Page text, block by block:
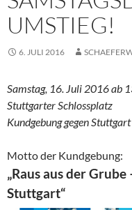
UMSTIEG!
6. JULI 2016
Samstag, 16. Juli 2016 ab
Stuttgarter Schlossplatz
Kundgebung gegen
Motto der Kundgebung:
„Raus aus der
Stuttgart“